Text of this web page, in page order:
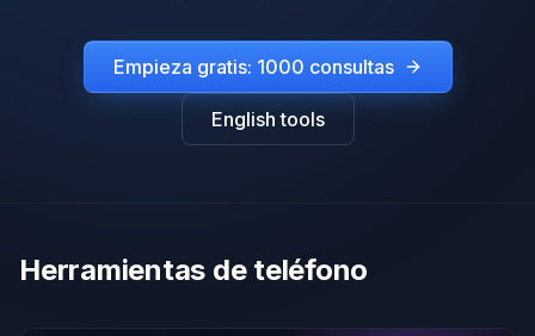
Empieza gratis: 1000 consultas
English tools
Herramientas de teléfono